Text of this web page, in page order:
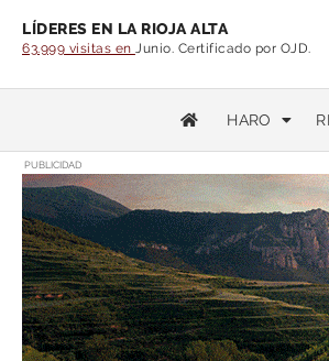
LÍDERES EN LA RIOJA ALTA
63.999 visitas en Junio. Certificado por OJD.
HARO
PUBLICIDAD
Estás leyendo: Los Navy